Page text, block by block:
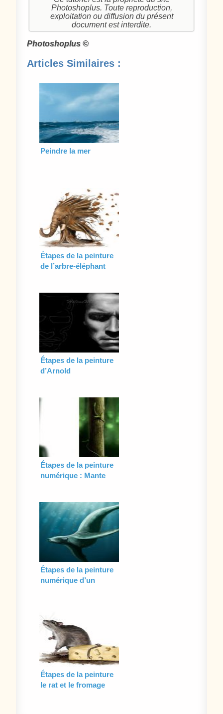
Photoshoplus. Toute reproduction,
exploitation ou diffusion du présent
document est interdite.
Photoshoplus ©
Articles Similaires :
Peindre la mer
Étapes de la peinture
de l’arbre-éléphant
Étapes de la peinture
d’Arnold
Étapes de la peinture
numérique : Mante
Étapes de la peinture
numérique d’un
Étapes de la peinture
le rat et le fromage